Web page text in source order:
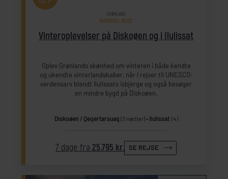
Vinteroplevelser på Diskoøen og i Ilulissat
GRØNLAND
INDIVIDUEL REJSE
Oplev Grønlands skønhed om vinteren i både kendte
og ukendte vinterlandskaber, når I rejser til UNESCO-
verdensarv blandt Ilulissats isbjerge og også besøger
en mindre bygd på Diskoøen.
Diskoøen / Qeqertarsuaq (3 nætter) Ilulissat (4)
7 dage fra25.795 kr. SE REJSE